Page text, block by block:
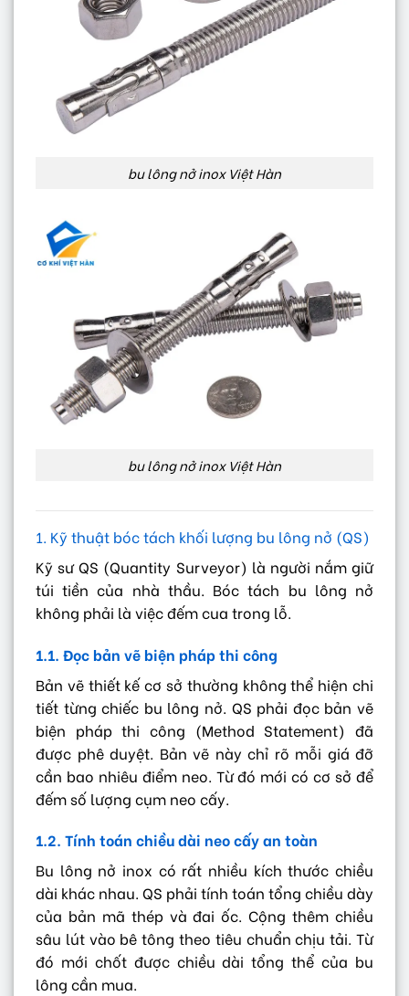
bu lông nở inox Việt Hàn
bu lông nở inox Việt Hàn
1. Kỹ thuật bóc tách khối lượng bu lông nở (QS)
Kỹ sư QS (Quantity Surveyor) là người nắm giữ
túi tiền của nhà thầu. Bóc tách bu lông nở
không phải là việc đếm cua trong lỗ.
1.1. Đọc bản vẽ biện pháp thi công
Bản vẽ thiết kế cơ sở thường không thể hiện chi
tiết từng chiếc bu lông nở. QS phải đọc bản vẽ
biện pháp thi công (Method Statement) đã
được phê duyệt. Bản vẽ này chỉ rõ mỗi giá đỡ
cần bao nhiêu điểm neo. Từ đó mới có cơ sở để
đếm số lượng cụm neo cấy.
1.2. Tính toán chiều dài neo cấy an toàn
Bu lông nở inox có rất nhiều kích thước chiều
dài khác nhau. QS phải tính toán tổng chiều dày
của bản mã thép và đai ốc. Cộng thêm chiều
sâu lút vào bê tông theo tiêu chuẩn chịu tải. Từ
đó mới chốt được chiều dài tổng thể của bu
lông cần mua.